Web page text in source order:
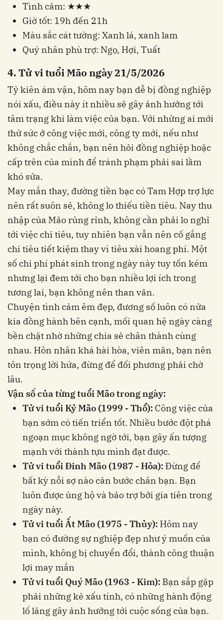
Tình cảm: ★★★
Giờ tốt: 19h đến 21h
Màu sắc cát tường: Xanh lá, xanh lam
Quý nhân phù trợ: Ngọ, Hợi, Tuất
4. Tử vi tuổi Mão ngày 21/5/2026
Tỷ kiên ám vận, hôm nay bạn dễ bị đồng nghiệp
nói xấu, điều này ít nhiều sẽ gây ảnh hưởng tới
tâm trạng khi làm việc của bạn. Với những ai mới
thử sức ở công việc mới, công ty mới, nếu như
không chắc chắn, bạn nên hỏi đồng nghiệp hoặc
cấp trên của mình để tránh phạm phải sai lầm
khó sửa.
May mắn thay, đường tiền bạc có Tam Hợp trợ lực
nên rất suôn sẻ, không lo thiếu tiền tiêu. Nay thu
nhập của Mão rủng rỉnh, không cần phải lo nghĩ
tới việc chi tiêu, tuy nhiên bạn vẫn nên cố gắng
chi tiêu tiết kiệm thay vì tiêu xài hoang phí. Một
số chi phí phát sinh trong ngày này tuy tốn kém
nhưng lại đem tới cho bạn nhiều lợi ích trong
tương lai, bạn không nên than vãn.
Chuyện tình cảm êm đẹp, đương số luôn có nửa
kia đồng hành bên cạnh, mối quan hệ ngày càng
bền chặt nhờ những chia sẻ chân thành cùng
nhau. Hôn nhân khá hài hòa, viên mãn, bạn nên
tôn trọng lời hứa, đừng để đối phương phải chờ
lâu.
Vận số của từng tuổi Mão trong ngày:
Tử vi tuổi Kỷ Mão (1999 - Thổ): Công việc của
bạn sớm có tiến triển tốt. Nhiều bước đột phá
ngoạn mục không ngờ tới, bạn gây ấn tượng
mạnh với thành tựu mình đạt được.
Tử vi tuổi Đinh Mão (1987 - Hỏa):Đừng để
bất kỳ nỗi sợ nào cản bước chân bạn. Bạn
luôn được ủng hộ và bảo trợ bởi gia tiên trong
ngày này.
Tử vi tuổi Ất Mão (1975 - Thủy): Hôm nay
bạn có đường sự nghiệp đẹp như ý muốn của
mình, không bị chuyển đổi, thành công thuận
lợi may mắn
Tử vi tuổi Quý Mão (1963 - Kim): Bạn sắp gặp
phải những kẻ xấu tính, có những hành động
lố lăng gây ảnh hưởng tới cuộc sống của bạn.